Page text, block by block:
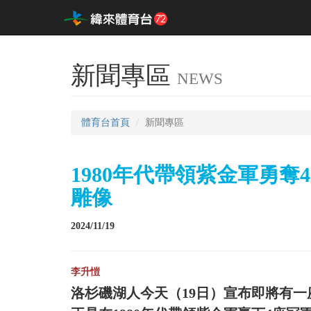
新聞專區 NEWS
體育台首頁 新聞專區
1980年代帶領紫金軍勇
雕像
2024/11/19
李升愷
洛杉磯湖人今天（19日）宣布即將有